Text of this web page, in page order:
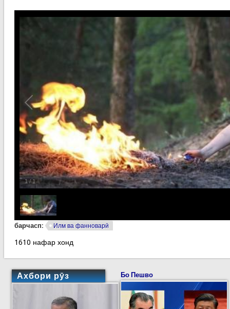
1 /1
барчасп: Илм ва фанноварӣ
1610 нафар хонд
Ахбори рӯз Бо Пешво